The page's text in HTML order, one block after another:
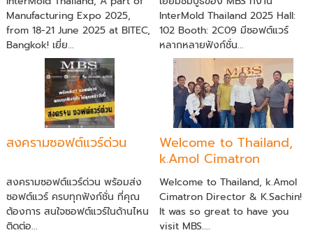
Manufacturing Expo 2025,
from 18-21 June 2025 at BITEC,
Bangkok! เยี่ย...
InterMold Thailand 2025 Hall:
102 Booth: 2C09 มีซอฟต์แวร์
หลากหลายฟังก์ชั่น...
สงครามซอฟต์แวร์ด่วน
สงครามซอฟต์แวร์ด่วน พร้อมส่ง
ซอฟต์แวร์ ครบทุกฟังก์ชั่น ที่คุณ
ต้องการ สนใจซอฟต์แวร์ในด้านไหน
ติดต่อ...
Welcome to Thailand,
k.Amol Cimatron
Director & K.Sachin!
Welcome to Thailand, k.Amol
Cimatron Director & K.Sachin!
It was so great to have you
visit MBS....